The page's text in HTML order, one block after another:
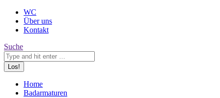
WC
Über uns
Kontakt
Search:
Suche
Home
Badarmaturen